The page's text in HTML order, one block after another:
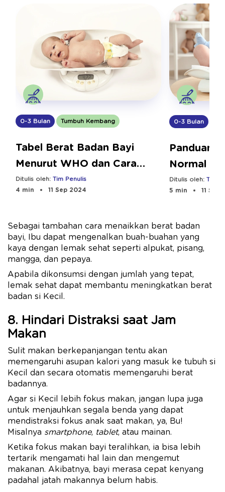
0-3 Bulan Tumbuh Kembang
Tabel Berat Badan Bayi
Menurut WHO dan Cara
agar Ideal
Ditulis oleh: Tim Penulis
4 min
11 Sep 2024
0-3 Bulan
Panduan
Normal
Ditulis oleh: Tim
5 min
11 Sep
Sebagai tambahan cara menaikkan berat badan
bayi, Ibu dapat mengenalkan buah-buahan yang
kaya dengan lemak sehat seperti alpukat, pisang,
mangga, dan pepaya.
Apabila dikonsumsi dengan jumlah yang tepat,
lemak sehat dapat membantu meningkatkan berat
badan si Kecil.
8. Hindari Distraksi saat Jam
Makan
Sulit makan berkepanjangan tentu akan
memengaruhi asupan kalori yang masuk ke tubuh si
Kecil dan secara otomatis memengaruhi berat
badannya.
Agar si Kecil lebih fokus makan, jangan lupa juga
untuk menjauhkan segala benda yang dapat
mendistraksi fokus anak saat makan, ya, Bu!
Misalnya smartphone, tablet, atau mainan.
Ketika fokus makan bayi teralihkan, ia bisa lebih
tertarik mengamati hal lain dan mengemut
makanan. Akibatnya, bayi merasa cepat kenyang
padahal jatah makannya belum habis.